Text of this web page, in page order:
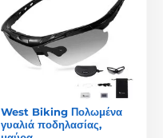
West Biking Πολωμένα
γυαλιά ποδηλασίας,